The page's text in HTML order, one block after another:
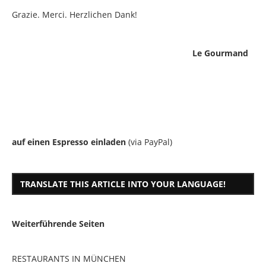
Grazie. Merci. Herzlichen Dank!
Le Gourmand
auf einen Espresso einladen (via PayPal)
TRANSLATE THIS ARTICLE INTO YOUR LANGUAGE!
Weiterführende Seiten
RESTAURANTS IN MÜNCHEN